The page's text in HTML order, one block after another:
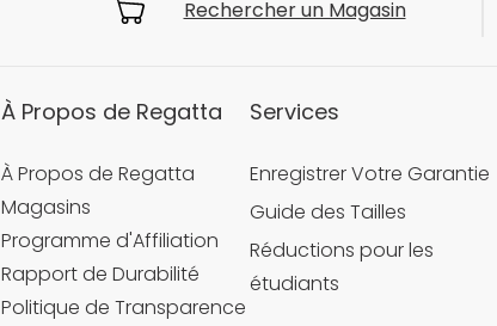
Rechercher un Magasin
À Propos de Regatta
À Propos de Regatta
Magasins
Programme d'Affiliation
Rapport de Durabilité
Politique de Transparence
Services
Enregistrer Votre Garantie
Guide des Tailles
Réductions pour les
étudiants